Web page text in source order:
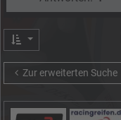
Zur erweiterten Suche